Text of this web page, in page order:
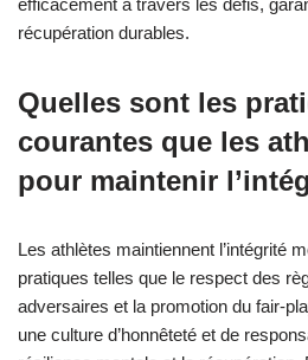
résilience. Les athlètes ayant de
plus susceptibles de faire des choix
clarté mentale améliorée et réduit
recherches montrent que l’intégrité
corrélée à de meilleurs résultats de
performance globale. En
efficacement à travers les défis,
récupération durables.
Quelles sont les